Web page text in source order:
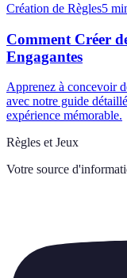
Création de Règles5
Comment Créer
Engagantes
Apprenez à concevoir
avec notre guide
expérience mémorable.
Règles et Jeux
Votre source